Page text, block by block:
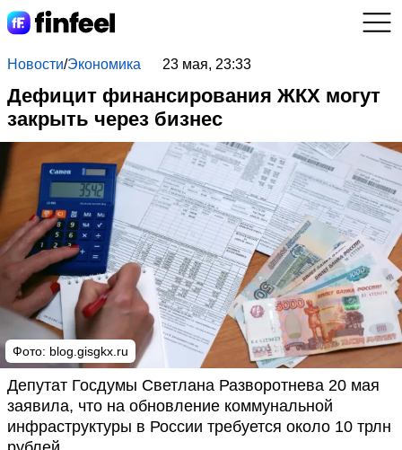
Новости/Экономика 23 мая, 23:33
Дефицит финансирования ЖКХ могут
закрыть через бизнес
Фото: blog.gisgkx.ru
Депутат Госдумы Светлана Разворотнева 20 мая
заявила, что на обновление коммунальной
инфраструктуры в России требуется около 10 трлн